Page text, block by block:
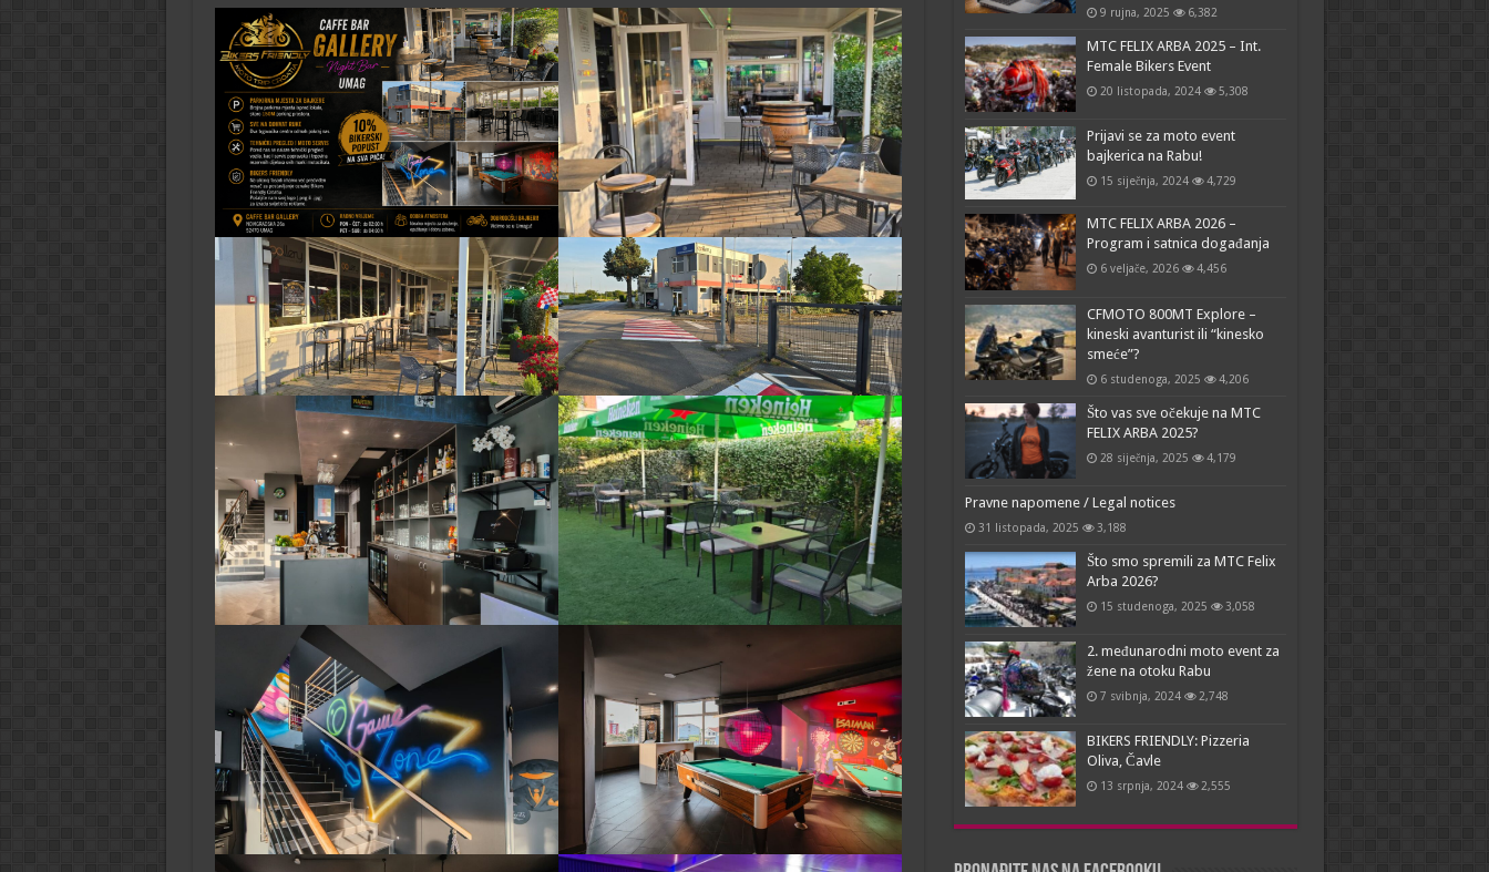
9 rujna, 2025 6,382
MTC FELIX ARBA 2025 – Int.
Female Bikers Event
20 listopada, 2024 5,308
Prijavi se za moto event
bajkerica na Rabu!
15 siječnja, 2024 4,729
MTC FELIX ARBA 2026 –
Program i satnica događanja
6 veljače, 2026 4,456
CFMOTO 800MT Explore –
kineski avanturist ili “kinesko
smeće”?
6 studenoga, 2025 4,206
Što vas sve očekuje na MTC
FELIX ARBA 2025?
28 siječnja, 2025 4,179
Pravne napomene / Legal notices
31 listopada, 2025 3,188
Što smo spremili za MTC Felix
Arba 2026?
15 studenoga, 2025 3,058
2. međunarodni moto event za
žene na otoku Rabu
7 svibnja, 2024 2,748
BIKERS FRIENDLY: Pizzeria
Oliva, Čavle
13 srpnja, 2024 2,555